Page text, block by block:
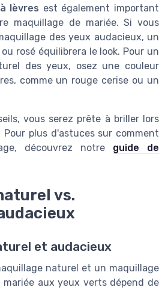
lèvres est également important
maquillage de mariée. Si vous
des yeux audacieux, un
rosé équilibrera le look. Pour un
des yeux, osez une couleur
comme un rouge cerise ou un
vous serez prête à briller lors
plus d'astuces sur comment
découvrez notre guide de
vs.
et audacieux
naturel et un maquillage
aux yeux verts dépend de